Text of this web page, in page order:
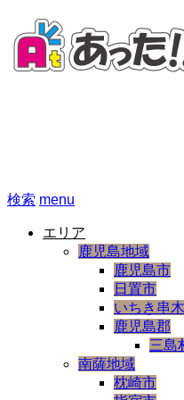
検索 menu
エリア
鹿児島地域
鹿児島市
日置市
いちき串
鹿児島郡
三島
南薩地域
枕崎市